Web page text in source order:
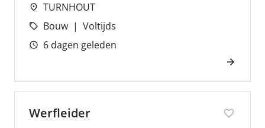
TURNHOUT
Bouw
Voltijds
6 dagen geleden
Werfleider